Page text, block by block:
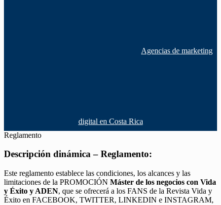
Agencias de marketing
digital en Costa Rica
Reglamento
Descripción dinámica – Reglamento:
Este reglamento establece las condiciones, los alcances y las
limitaciones de la PROMOCIÓN Máster de los negocios con Vida
y Éxito y ADEN, que se ofrecerá a los FANS de la Revista Vida y
Éxito en FACEBOOK, TWITTER, LINKEDIN e INSTAGRAM,